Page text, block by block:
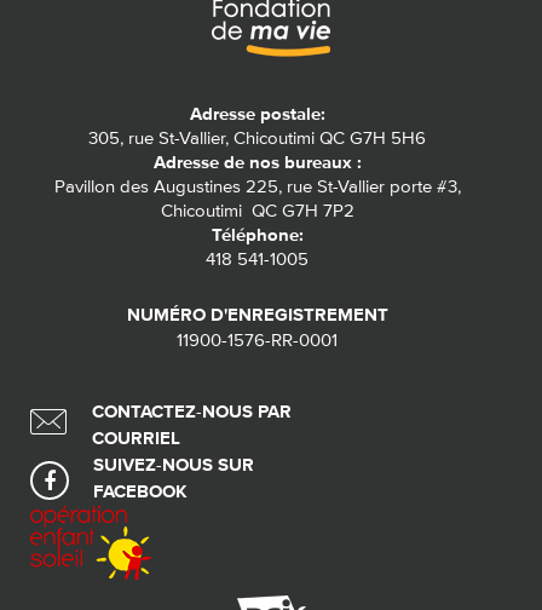
Adresse postale:
305, rue St-Vallier, Chicoutimi QC G7H 5H6
Adresse de nos bureaux :
Pavillon des Augustines 225, rue St-Vallier porte #3,
Chicoutimi QC G7H 7P2
Téléphone:
418 541-1005
NUMÉRO D'ENREGISTREMENT
11900-1576-RR-0001
CONTACTEZ-NOUS PAR
COURRIEL
SUIVEZ-NOUS SUR
FACEBOOK